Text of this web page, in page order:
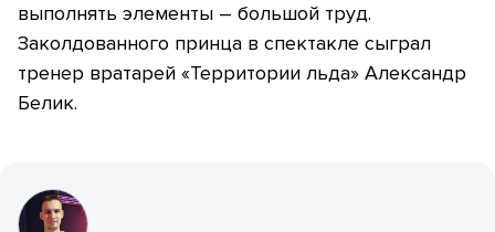
выполнять элементы – большой труд.
Заколдованного принца в спектакле сыграл
тренер вратарей «Территории льда» Александр
Белик.